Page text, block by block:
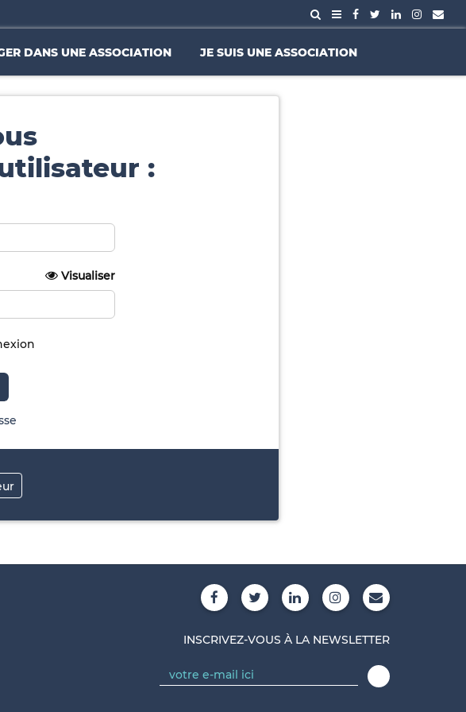
DANS UNE ASSOCIATION JE SUIS UNE ASSOCIATION
:
Visualiser
INSCRIVEZ-VOUS À LA NEWSLETTER